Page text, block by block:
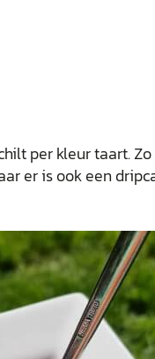
per kleur taart.
er is ook een